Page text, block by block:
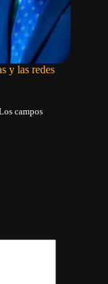
y las redes
campos